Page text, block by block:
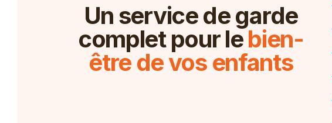
Un service de garde
complet pour lebien-
être de vos enfants